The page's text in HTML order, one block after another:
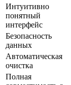
Интуитивно
понятный
интерфейс
Безопасность
данных
Автоматическая
очистка
Полная